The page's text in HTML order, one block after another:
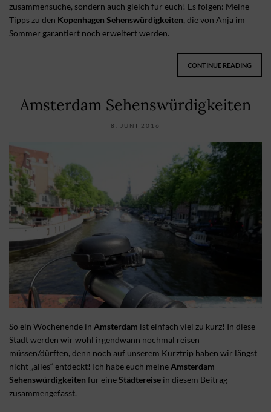
zusammensuche, sondern auch gleich für euch! Es folgen: Meine
Tipps zu den Kopenhagen Sehenswürdigkeiten, die von Anja im
Sommer garantiert noch erweitert werden.
CONTINUE READING
Amsterdam Sehenswürdigkeiten
8. JUNI 2016
So ein Wochenende in Amsterdam ist einfach viel zu kurz! In diese
Stadt werden wir wohl irgendwann nochmal reisen
müssen/dürften, denn noch auf unserem Kurztrip haben wir längst
nicht „alles“ entdeckt! Ich habe euch meineAmsterdam
Sehenswürdigkeiten für eineStädtereise in diesem Beitrag
zusammengefasst.